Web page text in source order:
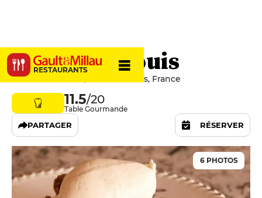
RESTAURANTS
Chez P’tit Louis
9 Rue Saint-Louis, 35000 Rennes, France
11.5/20
Table Gourmande
PARTAGER RÉSERVER
6 PHOTOS